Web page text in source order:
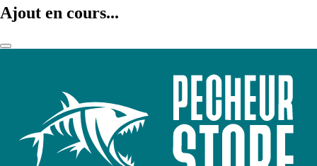
Ajout en cours...